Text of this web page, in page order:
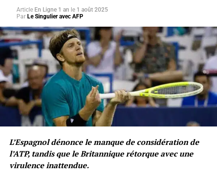
Article En Ligne 1 an le 1 août 2025
Par Le Singulier avec AFP
L’Espagnol dénonce le manque de considération de
l’ATP, tandis que le Britannique rétorque avec une
virulence inattendue.